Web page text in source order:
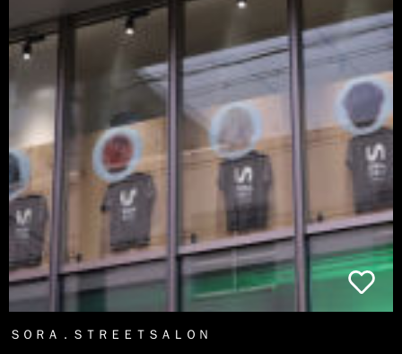
ＳＯＲＡ．ＳＴＲＥＥＴＳＡＬＯＮ